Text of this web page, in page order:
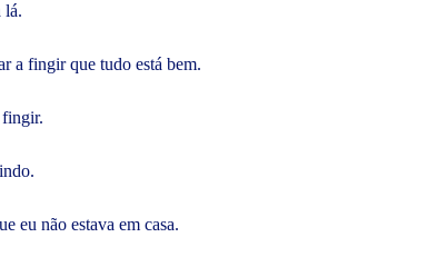
lá.
a fingir que tudo está bem.
fingir.
eu não estava em casa.